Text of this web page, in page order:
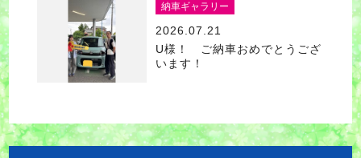
納車ギャラリー
2026.07.21
U様！ ご納車おめでとうござ
います！